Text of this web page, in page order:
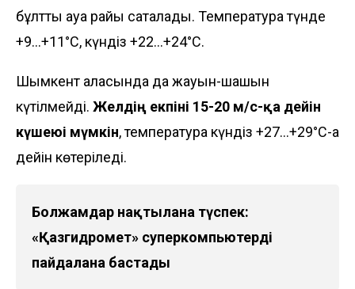
бұлтты ауа райы сақталады. Температура түнде
+9...+11°C, күндіз +22...+24°C.
Шымкент қаласында да жауын-шашын
күтілмейді. Желдің екпіні 15-20 м/с-қа дейін
күшеюі мүмкін, температура күндіз +27...+29°C-қа
дейін көтеріледі.
Болжамдар нақтылана түспек:
«Қазгидромет» суперкомпьютерді
пайдалана бастады